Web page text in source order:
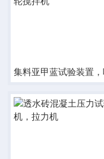
集料亚甲蓝试验装置，